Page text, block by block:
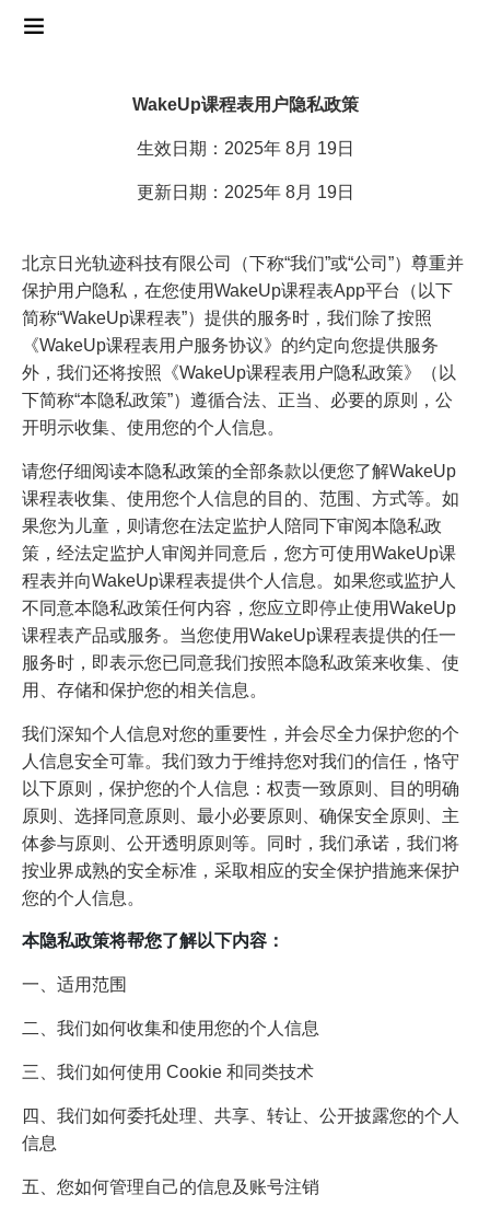
WakeUp课程表用户隐私政策
生效日期：2025年 8月 19日
更新日期：2025年 8月 19日
北京日光轨迹科技有限公司（下称“我们”或“公司”）尊重并
保护用户隐私，在您使用WakeUp课程表App平台（以下
简称“WakeUp课程表”）提供的服务时，我们除了按照
《WakeUp课程表用户服务协议》的约定向您提供服务
外，我们还将按照《WakeUp课程表用户隐私政策》（以
下简称“本隐私政策”）遵循合法、正当、必要的原则，公
开明示收集、使用您的个人信息。
请您仔细阅读本隐私政策的全部条款以便您了解WakeUp
课程表收集、使用您个人信息的目的、范围、方式等。如
果您为儿童，则请您在法定监护人陪同下审阅本隐私政
策，经法定监护人审阅并同意后，您方可使用WakeUp课
程表并向WakeUp课程表提供个人信息。如果您或监护人
不同意本隐私政策任何内容，您应立即停止使用WakeUp
课程表产品或服务。当您使用WakeUp课程表提供的任一
服务时，即表示您已同意我们按照本隐私政策来收集、使
用、存储和保护您的相关信息。
我们深知个人信息对您的重要性，并会尽全力保护您的个
人信息安全可靠。我们致力于维持您对我们的信任，恪守
以下原则，保护您的个人信息：权责一致原则、目的明确
原则、选择同意原则、最小必要原则、确保安全原则、主
体参与原则、公开透明原则等。同时，我们承诺，我们将
按业界成熟的安全标准，采取相应的安全保护措施来保护
您的个人信息。
本隐私政策将帮您了解以下内容：
一、适用范围
二、我们如何收集和使用您的个人信息
三、我们如何使用 Cookie 和同类技术
四、我们如何委托处理、共享、转让、公开披露您的个人
信息
五、您如何管理自己的信息及账号注销